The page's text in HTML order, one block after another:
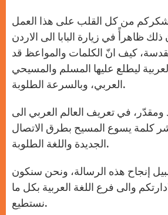
من كل القلب على هذا العمل
ذلك ظاهرأً في زيارة البابا الى الاردن
كيف انّ الكلمات والمواعظ قد
ليطلع عليها المسلم والمسيحي
العربي، وبالسرعة الطلوبة.
في تعريف العالم العربي الى
كلمة يسوع المسيح بطرق الاتصال
الجديدة واللغة الطلوبة.
إنجاح هذه الرسالة، ونحن سنكون
والى فرع اللغة العربية بكل ما
نستطيع.